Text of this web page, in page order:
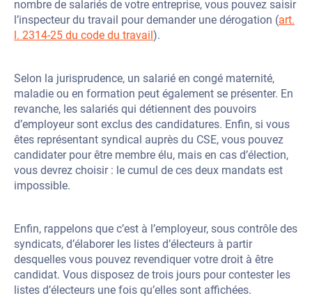
nombre de salariés de votre entreprise, vous pouvez saisir
l’inspecteur du travail pour demander une dérogation (art.
l. 2314-25 du code du travail ).
Selon la jurisprudence, un salarié en congé maternité,
maladie ou en formation peut également se présenter. En
revanche, les salariés qui détiennent des pouvoirs
d’employeur sont exclus des candidatures. Enfin, si vous
êtes représentant syndical auprès du CSE, vous pouvez
candidater pour être membre élu, mais en cas d’élection,
vous devrez choisir : le cumul de ces deux mandats est
impossible.
Enfin, rappelons que c’est à l’employeur, sous contrôle des
syndicats, d’élaborer les listes d’électeurs à partir
desquelles vous pouvez revendiquer votre droit à être
candidat. Vous disposez de trois jours pour contester les
listes d’électeurs une fois qu’elles sont affichées.